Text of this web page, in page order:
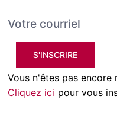
S'INSCRIRE
Vous n'êtes pas encore
Cliquez ici pour vous